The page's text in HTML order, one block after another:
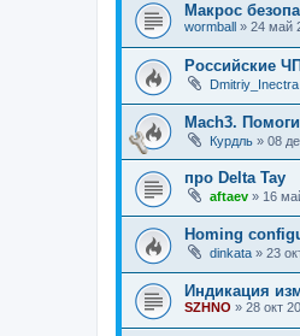
Макрос
wormball » 24 май
Российские
Dmitriy_Inectra
Mach3.
Курдль » 08
про Delta Tay
aftaev » 16
Homing
dinkata » 23
Индикация
SZHNO » 28 окт